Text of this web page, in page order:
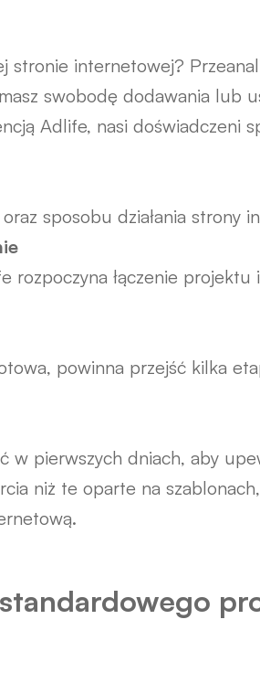
stronie internetowej?
swobodę dodawania lub
Adlife, nasi
sposobu działania strony
rozpoczyna łączenie
powinna przejść kilka
w pierwszych dniach, aby
niż te oparte na